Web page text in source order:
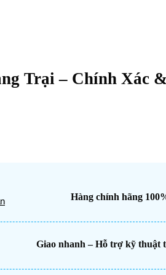
Trại – Chính Xác
Hàng chính hãng
Giao nhanh – Hỗ trợ kỹ thuật